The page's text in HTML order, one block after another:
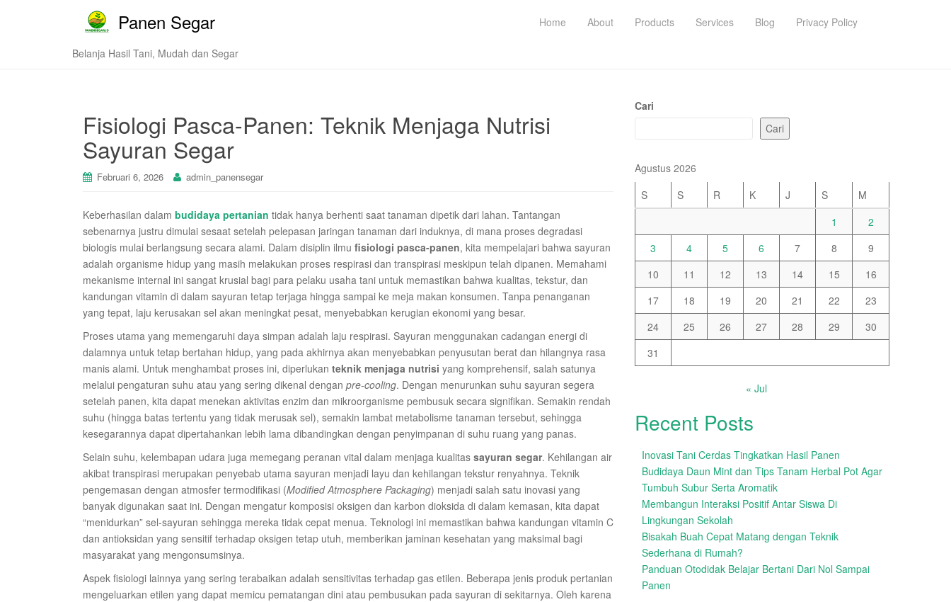
Panen Segar
Belanja Hasil Tani, Mudah dan Segar
Home About Products Services Blog Privacy Policy
Fisiologi Pasca-Panen: Teknik Menjaga Nutrisi
Sayuran Segar
Februari 6, 2026 admin_panensegar
Keberhasilan dalam budidaya pertanian tidak hanya berhenti saat tanaman dipetik dari lahan. Tantangan
sebenarnya justru dimulai sesaat setelah pelepasan jaringan tanaman dari induknya, di mana proses degradasi
biologis mulai berlangsung secara alami. Dalam disiplin ilmu fisiologi pasca-panen, kita mempelajari bahwa sayuran
adalah organisme hidup yang masih melakukan proses respirasi dan transpirasi meskipun telah dipanen. Memahami
mekanisme internal ini sangat krusial bagi para pelaku usaha tani untuk memastikan bahwa kualitas, tekstur, dan
kandungan vitamin di dalam sayuran tetap terjaga hingga sampai ke meja makan konsumen. Tanpa penanganan
yang tepat, laju kerusakan sel akan meningkat pesat, menyebabkan kerugian ekonomi yang besar.
Proses utama yang memengaruhi daya simpan adalah laju respirasi. Sayuran menggunakan cadangan energi di
dalamnya untuk tetap bertahan hidup, yang pada akhirnya akan menyebabkan penyusutan berat dan hilangnya rasa
manis alami. Untuk menghambat proses ini, diperlukan teknik menjaga nutrisi yang komprehensif, salah satunya
melalui pengaturan suhu atau yang sering dikenal dengan pre-cooling. Dengan menurunkan suhu sayuran segera
setelah panen, kita dapat menekan aktivitas enzim dan mikroorganisme pembusuk secara signifikan. Semakin rendah
suhu (hingga batas tertentu yang tidak merusak sel), semakin lambat metabolisme tanaman tersebut, sehingga
kesegarannya dapat dipertahankan lebih lama dibandingkan dengan penyimpanan di suhu ruang yang panas.
Selain suhu, kelembapan udara juga memegang peranan vital dalam menjaga kualitas sayuran segar. Kehilangan air
akibat transpirasi merupakan penyebab utama sayuran menjadi layu dan kehilangan tekstur renyahnya. Teknik
pengemasan dengan atmosfer termodifikasi (Modified Atmosphere Packaging) menjadi salah satu inovasi yang
banyak digunakan saat ini. Dengan mengatur komposisi oksigen dan karbon dioksida di dalam kemasan, kita dapat
“menidurkan” sel-sayuran sehingga mereka tidak cepat menua. Teknologi ini memastikan bahwa kandungan vitamin C
dan antioksidan yang sensitif terhadap oksigen tetap utuh, memberikan jaminan kesehatan yang maksimal bagi
masyarakat yang mengonsumsinya.
Aspek fisiologi lainnya yang sering terabaikan adalah sensitivitas terhadap gas etilen. Beberapa jenis produk pertanian
mengeluarkan etilen yang dapat memicu pematangan dini atau pembusukan pada sayuran di sekitarnya. Oleh karena
Cari
Cari
Agustus 2026
S
S R K J S
M
1
2
3
4 5 6 7 8
9
10
11 12 13 14 15
16
17
18 19 20 21 22
23
24
25 26 27 28 29
30
31
« Jul
Recent Posts
Inovasi Tani Cerdas Tingkatkan Hasil Panen
Budidaya Daun Mint dan Tips Tanam Herbal Pot Agar
Tumbuh Subur Serta Aromatik
Membangun Interaksi Positif Antar Siswa Di
Lingkungan Sekolah
Bisakah Buah Cepat Matang dengan Teknik
Sederhana di Rumah?
Panduan Otodidak Belajar Bertani Dari Nol Sampai
Panen